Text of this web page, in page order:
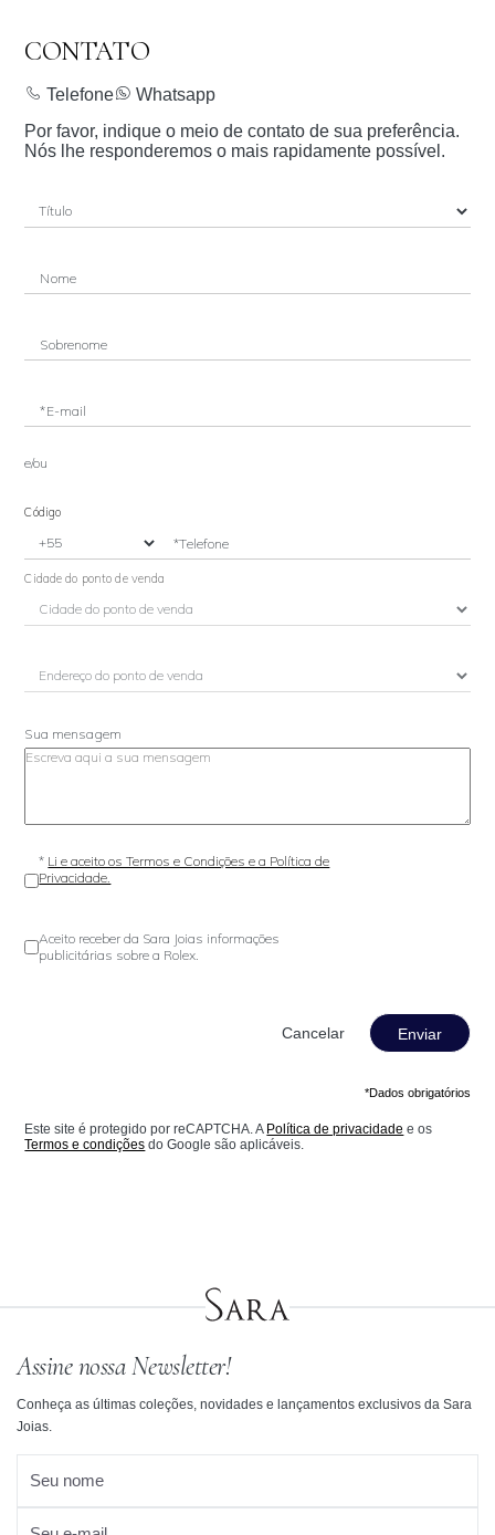
CONTATO
Telefone
Whatsapp
Por favor, indique o meio de contato de sua preferência.
Nós lhe responderemos o mais rapidamente possível.
Nome
Sobrenome
*E-mail
e/ou
Código
*Telefone
Cidade do ponto de venda
Sua mensagem
* Li e aceito os Termos e Condições e a Política de
Privacidade.
Aceito receber da Sara Joias informações
publicitárias sobre a Rolex.
Enviar
*Dados obrigatórios
Este site é protegido por reCAPTCHA. A Política de privacidade e os
Termos e condições do Google são aplicáveis.
Assine nossa Newsletter!
Conheça as últimas coleções, novidades e lançamentos exclusivos da Sara
Joias.
Seu nome